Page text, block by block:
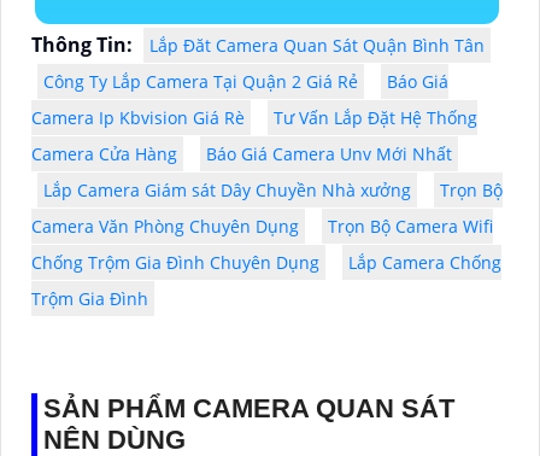
Thông Tin:
Lắp Đăt Camera Quan Sát Quận Bình Tân
Công Ty Lắp Camera Tại Quận 2 Giá Rẻ
Báo Giá
Camera Ip Kbvision Giá Rè
Tư Vấn Lắp Đặt Hệ Thống
Camera Cửa Hàng
Báo Giá Camera Unv Mới Nhất
Lắp Camera Giám sát Dây Chuyền Nhà xưởng
Trọn Bộ
Camera Văn Phòng Chuyên Dụng
Trọn Bộ Camera Wifi
Chống Trộm Gia Đình Chuyên Dụng
Lắp Camera Chống
Trộm Gia Đình
SẢN PHẨM CAMERA QUAN SÁT
NÊN DÙNG